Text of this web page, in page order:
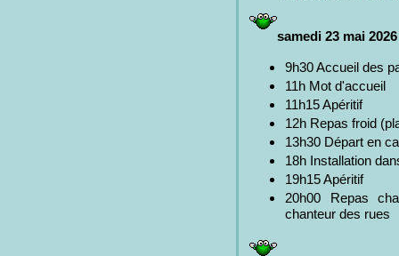
samedi 23 mai 2026
9h30 Accueil des
11h Mot d'accueil
11h15 Apéritif
12h Repas froid
13h30 Départ en
18h Installation
19h15 Apéritif
20h00 Repas
chanteur des rues